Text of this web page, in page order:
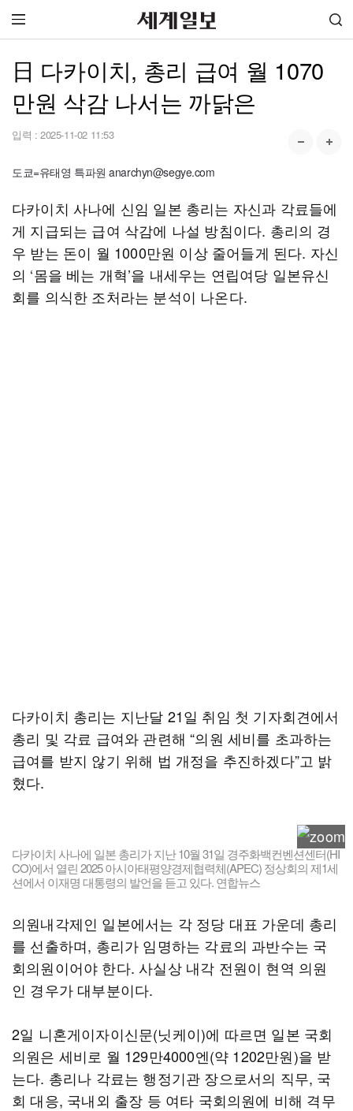
日 다카이치, 총리 급여 월 1070
만원 삭감 나서는 까닭은
입력 : 2025-11-02 11:53
도쿄=유태영 특파원 anarchyn@segye.com
다카이치 사나에 신임 일본 총리는 자신과 각료들에
게 지급되는 급여 삭감에 나설 방침이다. 총리의 경
우 받는 돈이 월 1000만원 이상 줄어들게 된다. 자신
의 ‘몸을 베는 개혁’을 내세우는 연립여당 일본유신
회를 의식한 조처라는 분석이 나온다.
다카이치 총리는 지난달 21일 취임 첫 기자회견에서
총리 및 각료 급여와 관련해 “의원 세비를 초과하는
급여를 받지 않기 위해 법 개정을 추진하겠다”고 밝
혔다.
다카이치 사나에 일본 총리가 지난 10월 31일 경주화백컨벤션센터(HI
CO)에서 열린 2025 아시아태평양경제협력체(APEC) 정상회의 제1세
션에서 이재명 대통령의 발언을 듣고 있다. 연합뉴스
의원내각제인 일본에서는 각 정당 대표 가운데 총리
를 선출하며, 총리가 임명하는 각료의 과반수는 국
회의원이어야 한다. 사실상 내각 전원이 현역 의원
인 경우가 대부분이다.
2일 니혼게이자이신문(닛케이)에 따르면 일본 국회
의원은 세비로 월 129만4000엔(약 1202만원)을 받
는다. 총리나 각료는 행정기관 장으로서의 직무, 국
회 대응, 국내외 출장 등 여타 국회의원에 비해 격무